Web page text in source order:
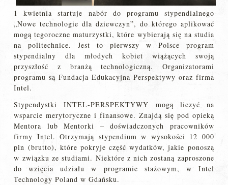
1 kwietnia startuje nabór do programu stypendialnego
„Nowe technologie dla dziewczyn”, do którego aplikować
mogą tegoroczne maturzystki, które wybierają się na studia
na politechnice. Jest to pierwszy w Polsce program
stypendialny dla młodych kobiet wiążących swoją
przyszłość z branżą technologiczną. Organizatorami
programu są Fundacja Edukacyjna Perspektywy oraz firma
Intel.
Stypendystki INTEL-PERSPEKTYWY mogą liczyć na
wsparcie merytoryczne i finansowe. Znajdą się pod opieką
Mentora lub Mentorki – doświadczonych pracowników
firmy Intel. Otrzymają stypendium w wysokości 12 000
pln (brutto), które pokryje część wydatków, jakie ponoszą
w związku ze studiami. Niektóre z nich zostaną zaproszone
do wzięcia udziału w programie stażowym, w Intel
Technology Poland w Gdańsku.